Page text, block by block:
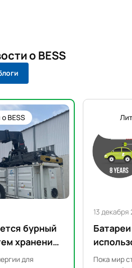
о BESS
BESS
бурный
хранения
и
для
13 декабря
Пока мир